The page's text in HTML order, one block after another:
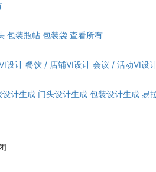
包装瓶帖 包装袋 查看所有
设计 餐饮 / 店铺VI设计 会议 / 活动VI设
设计生成 门头设计生成 包装设计生成 易